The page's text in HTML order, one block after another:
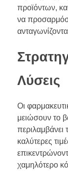
προϊόντων,
να
Λύσεις
Οι
μειώσουν το
περιλαμβάνει
καλύτερες
χαμηλότερο